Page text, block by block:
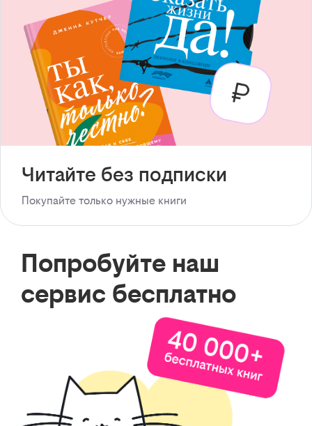
Читайте без подписки
Покупайте только нужные книги
Попробуйте наш
сервис бесплатно